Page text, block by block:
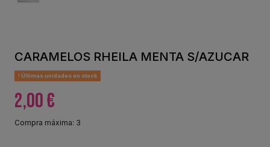
CARAMELOS RHEILA MENTA S/AZUCAR
Últimas unidades en stock
2,00 €
Compra máxima: 3